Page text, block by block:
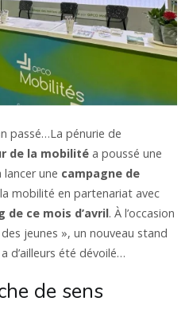
passé…La pénurie de
de la mobilité a poussé une
lancer une campagne de
mobilité en partenariat avec
de ce mois d’avril. À l’occasion
jeunes », un nouveau stand
d’ailleurs été dévoilé…
de sens